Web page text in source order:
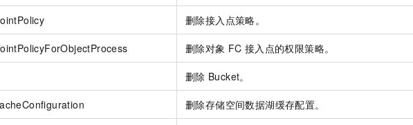
删除接入点策略。
删除对象 FC 接入点的权限策略。
删除 Bucket。
删除存储空间数据湖缓存配置。
加一个 AI 助手 即刻拥有 DeepSeek-R1 满血版
多种方案随心选，轻松解锁专属 DeepSeek
超强辅助，Bolt.diy 一步搞定创意建站